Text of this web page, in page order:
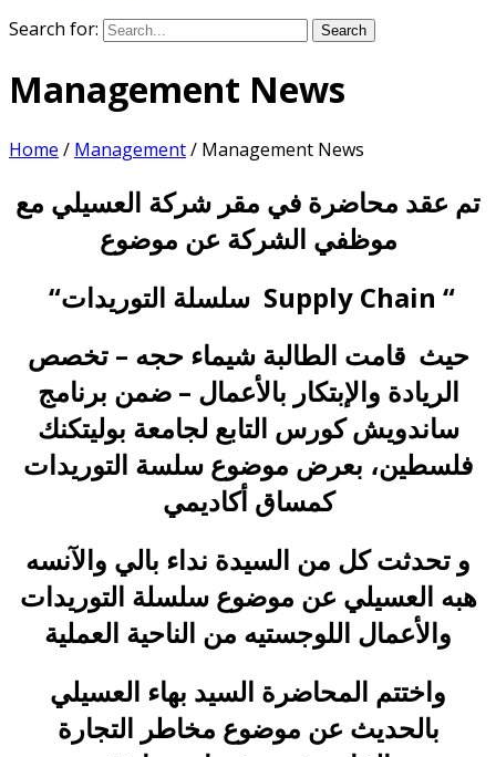
Search for:
Management News
Home / Management/ Management News
تم عقد محاضرة في مقر شركة العسيلي مع
موظفي الشركة عن موضوع
“سلسلة التوريدات Supply Chain “
حيث قامت الطالبة شيماء حجه – تخصص
الريادة والإبتكار بالأعمال – ضمن برنامج
ساندويش كورس التابع لجامعة بوليتكنك
فلسطين، بعرض موضوع سلسة التوريدات
كمساق أكاديمي
و تحدثت كل من السيدة نداء بالي والآنسه
هبه العسيلي عن موضوع سلسلة التوريدات
والأعمال اللوجستيه من الناحية العملية
واختتم المحاضرة السيد بهاء العسيلي
بالحديث عن موضوع مخاطر التجارة